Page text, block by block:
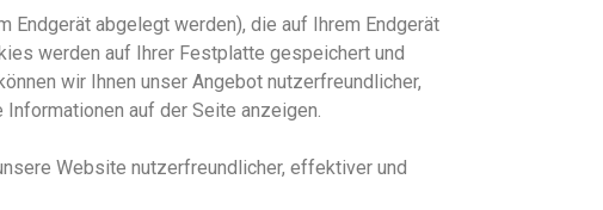
abgelegt werden), die auf Ihrem Endgerät
werden auf Ihrer Festplatte gespeichert und
wir Ihnen unser Angebot nutzerfreundlicher,
auf der Seite anzeigen.
Website nutzerfreundlicher, effektiver und